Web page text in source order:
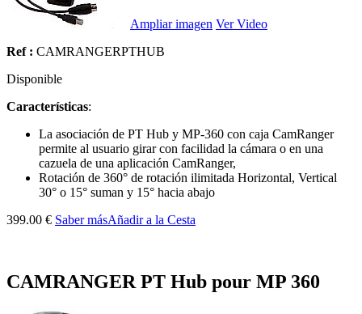
Ampliar imagen Ver Video
Ref : CAMRANGERPTHUB
Disponible
Características:
La asociación de PT Hub y MP-360 con caja CamRanger
permite al usuario girar con facilidad la cámara o en una
cazuela de una aplicación CamRanger,
Rotación de 360° de rotación ilimitada Horizontal, Vertical
30° o 15° suman y 15° hacia abajo
399.00 € Saber másAñadir a la Cesta
CAMRANGER PT Hub pour MP 360